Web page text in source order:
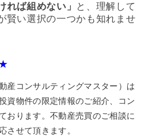
れば組めない」 と、理解して
賢い選択の一つかも知れませ
★
産コンサルティングマスター）は
資物件の限定情報のご紹介、コン
おります。不動産売買のご相談に
させて頂きます。